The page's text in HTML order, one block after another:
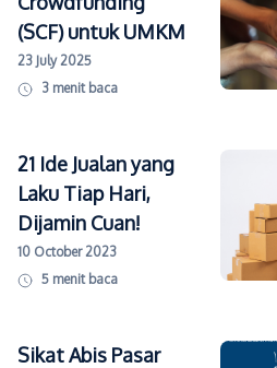
(SCF) untuk UMKM
23 July 2025
3 menit baca
21 Ide Jualan yang
Laku Tiap Hari,
Dijamin Cuan!
10 October 2023
5 menit baca
Sikat Abis Pasar